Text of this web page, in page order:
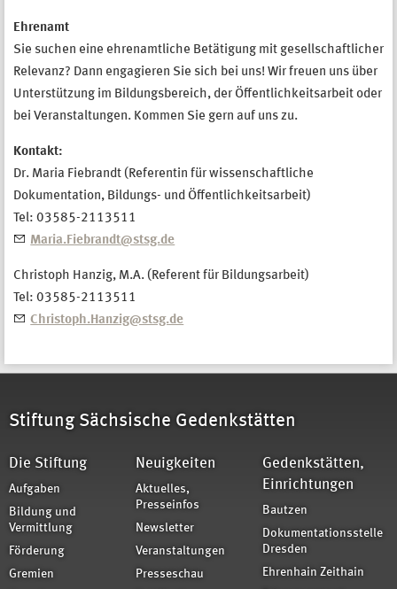
Ehrenamt
Sie suchen eine ehrenamtliche Betätigung mit gesellschaftlicher
Relevanz? Dann engagieren Sie sich bei uns! Wir freuen uns über
Unterstützung im Bildungsbereich, der Öffentlichkeitsarbeit oder
bei Veranstaltungen. Kommen Sie gern auf uns zu.
Kontakt:
Dr. Maria Fiebrandt (Referentin für wissenschaftliche
Dokumentation, Bildungs- und Öffentlichkeitsarbeit)
Tel: 03585-2113511
Maria.Fiebrandt@stsg.de
Christoph Hanzig, M.A. (Referent für Bildungsarbeit)
Tel: 03585-2113511
Christoph.Hanzig@stsg.de
Stiftung Sächsische Gedenkstätten
Die Stiftung
Aufgaben
Bildung und
Vermittlung
Förderung
Gremien
Neuigkeiten
Aktuelles,
Presseinfos
Newsletter
Veranstaltungen
Presseschau
Gedenkstätten,
Einrichtungen
Bautzen
Dokumentationsstelle
Dresden
Ehrenhain Zeithain